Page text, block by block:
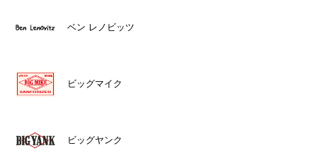
ベン レノビッツ
ビッグマイク
ビッグヤンク